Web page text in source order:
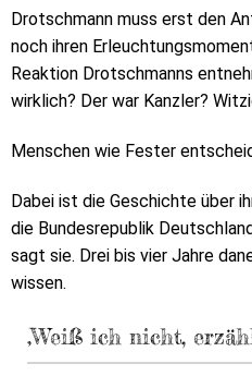
Drotschmann muss erst den
noch ihren
Reaktion Drotschmanns
wirklich? Der war Kanzler?
Menschen wie Fester
Dabei ist die Geschichte über
die Bundesrepublik
sagt sie. Drei bis vier Jahre
wissen.
‚Weiß ich nicht,